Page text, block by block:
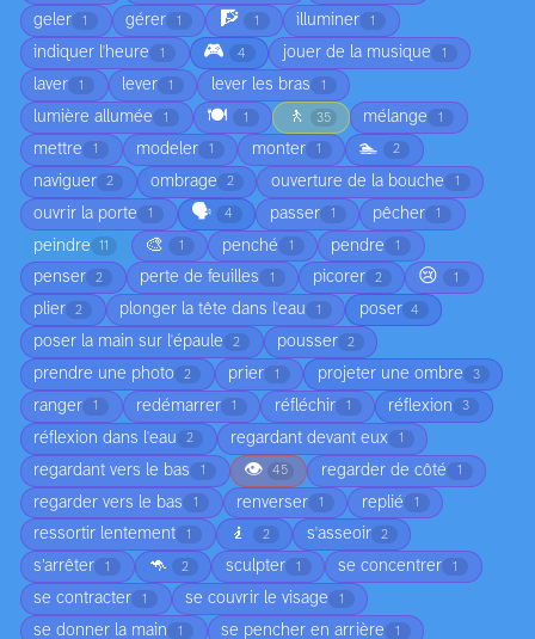
geler 1 gérer 1 🧗 1 illuminer 1
indiquer l'heure 1 🎮 4 jouer de la musique 1
laver 1 lever 1 lever les bras 1
lumière allumée 1 🍽️ 1 🚶 35 mélange 1
mettre 1 modeler 1 monter 1 🏊 2
naviguer 2 ombrage 2 ouverture de la bouche 1
ouvrir la porte 1 🗣️ 4 passer 1 pêcher 1
peindre 11 🎨 1 penché 1 pendre 1
penser 2 perte de feuilles 1 picorer 2 😢 1
plier 2 plonger la tête dans l'eau 1 poser 4
poser la main sur l'épaule 2 pousser 2
prendre une photo 2 prier 1 projeter une ombre 3
ranger 1 redémarrer 1 réfléchir 1 réflexion 3
réflexion dans l'eau 2 regardant devant eux 1
regardant vers le bas 1 👁️ 45 regarder de côté 1
regarder vers le bas 1 renverser 1 replié 1
ressortir lentement 1 🧎 2 s'asseoir 2
s’arrêter 1 🦘 2 sculpter 1 se concentrer 1
se contracter 1 se couvrir le visage 1
se donner la main 1 se pencher en arrière 1